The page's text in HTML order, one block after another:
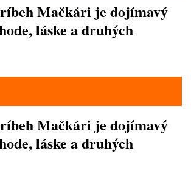
Mačkári je dojímavý
láske a druhých
Mačkári je dojímavý
láske a druhých